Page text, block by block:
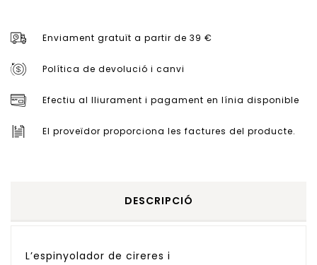
Enviament gratuït a partir de 39 €
Política de devolució i canvi
Efectiu al lliurament i pagament en línia disponible
El proveïdor proporciona les factures del producte.
DESCRIPCIÓ
L’espinyolador de cireres i